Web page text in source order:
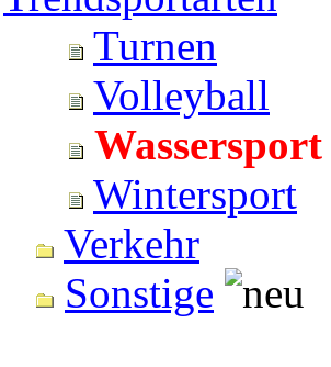
Turnen
Volleyball
Wassersport
Wintersport
Verkehr
Sonstige